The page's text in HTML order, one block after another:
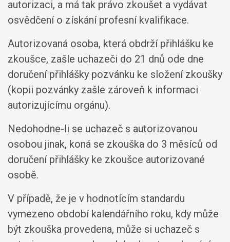
autorizaci, a má tak právo zkoušet a vydávat
osvědčení o získání profesní kvalifikace.
Autorizovaná osoba, která obdrží přihlášku ke
zkoušce, zašle uchazeči do 21 dnů ode dne
doručení přihlášky pozvánku ke složení zkoušky
(kopii pozvánky zašle zároveň k informaci
autorizujícímu orgánu).
Nedohodne-li se uchazeč s autorizovanou
osobou jinak, koná se zkouška do 3 měsíců od
doručení přihlášky ke zkoušce autorizované
osobě.
V případě, že je v hodnotícím standardu
vymezeno období kalendářního roku, kdy může
být zkouška provedena, může si uchazeč s